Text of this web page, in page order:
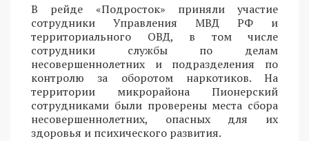
В рейде «Подросток» приняли участие
сотрудники Управления МВД РФ и
территориального ОВД, в том числе
сотрудники службы по делам
несовершеннолетних и подразделения по
контролю за оборотом наркотиков. На
территории микрорайона Пионерский
сотрудниками были проверены места сбора
несовершеннолетних, опасных для их
здоровья и психического развития.